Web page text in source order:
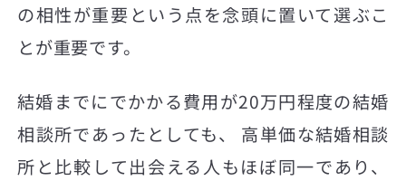
の相性が重要という点を念頭に置いて選ぶこ
とが重要です。
結婚までにでかかる費用が20万円程度の結婚
相談所であったとしても、 高単価な結婚相談
所と比較して出会える人もほぼ同一であり、